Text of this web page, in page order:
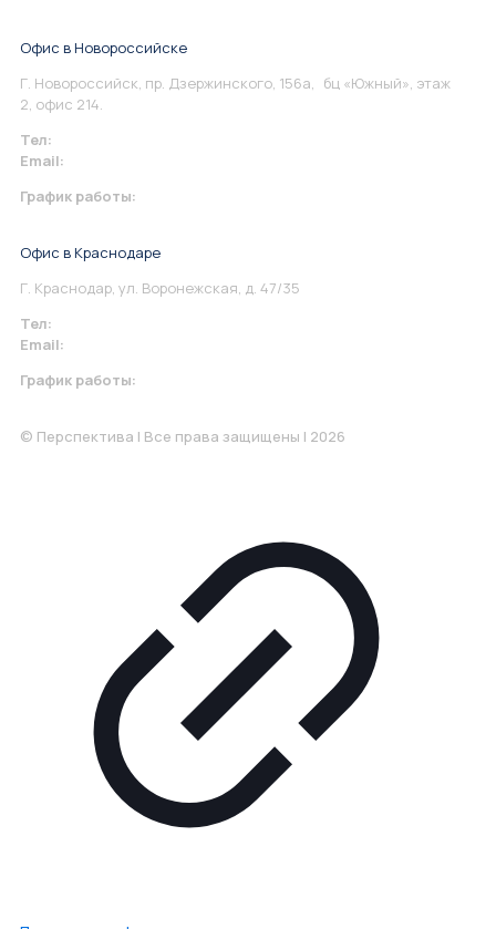
Офис в Новороссийске
Г. Новороссийск, пр. Дзержинского, 156а, бц «Южный», этаж
2, офис 214.
Тел:
Email:
График работы:
Офис в Краснодаре
Г. Краснодар, ул. Воронежская, д. 47/35
Тел:
Email:
График работы:
© Перспектива | Все права защищены | 2026